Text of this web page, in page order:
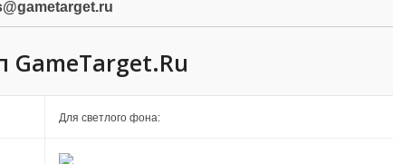
GameTarget.Ru
Для светлого фона: